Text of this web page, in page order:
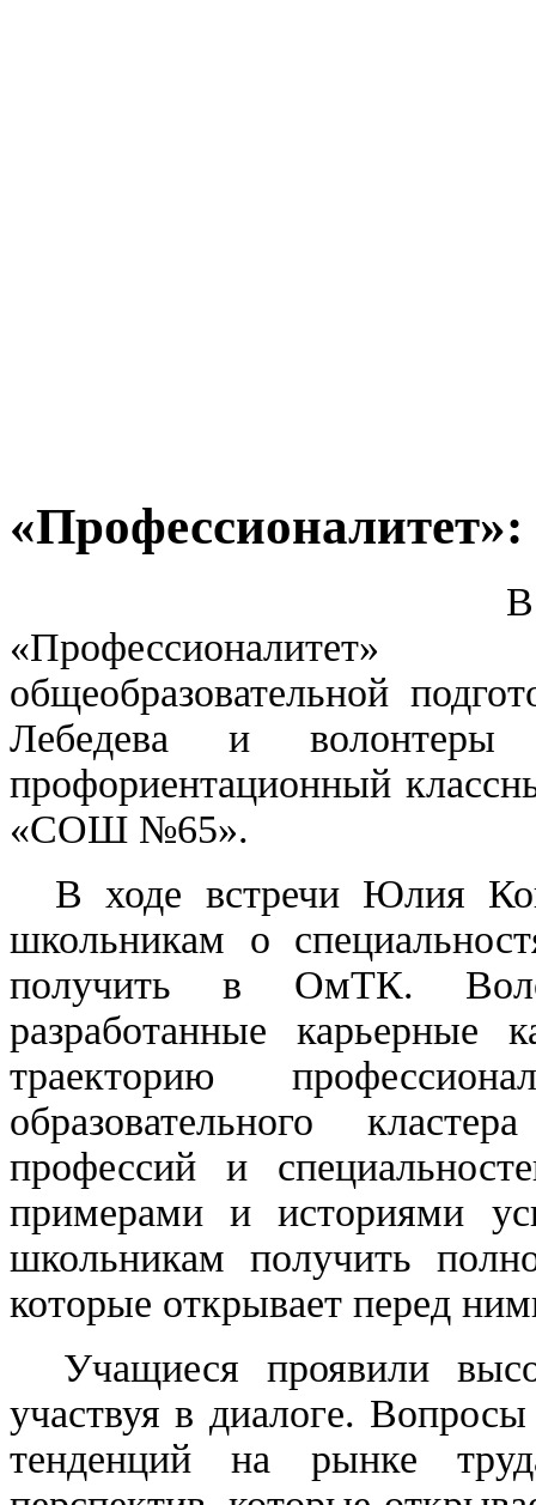
В
общеобразовательной
Лебедева и
профориентационный
«СОШ №65».
В ходе встречи Юлия
школьникам о
получить в ОмТК.
разработанные карьерные
траекторию
образовательного
профессий и
примерами и историями
школьникам получить
которые открывает перед
Учащиеся проявили
участвуя в диалоге.
тенденций на рынке